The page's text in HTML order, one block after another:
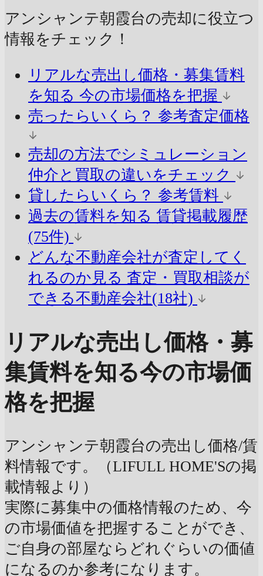
アンシャンテ朝霞台の売却に役立つ
情報をチェック！
リアルな売出し価格・募集賃料
を知る 今の市場価格を把握
売ったらいくら？ 参考査定価格
売却の方法でシミュレーション
仲介と買取の違いをチェック
貸したらいくら？ 参考賃料
過去の賃料を知る 賃貸掲載履歴
(75件)
どんな不動産会社が査定してく
れるのか見る 査定・買取相談が
できる不動産会社(18社)
リアルな売出し価格・募
集賃料を知る今の市場価
格を把握
アンシャンテ朝霞台の売出し価格/賃
料情報です。（LIFULL HOME'Sの掲
載情報より）
実際に募集中の価格情報のため、今
の市場価値を把握することができ、
ご自身の部屋ならどれぐらいの価値
になるのか参考になります。